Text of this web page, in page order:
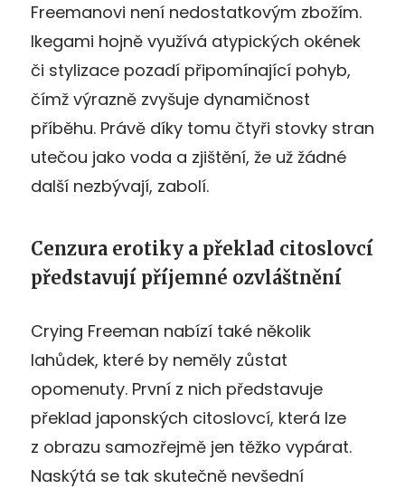
Freemanovi není nedostatkovým zbožím.
Ikegami hojně využívá atypických okének
či stylizace pozadí připomínající pohyb,
čímž výrazně zvyšuje dynamičnost
příběhu. Právě díky tomu čtyři stovky stran
utečou jako voda a zjištění, že už žádné
další nezbývají, zabolí.
Cenzura erotiky a překlad citoslovcí
představují příjemné ozvláštnění
Crying Freeman nabízí také několik
lahůdek, které by neměly zůstat
opomenuty. První z nich představuje
překlad japonských citoslovcí, která lze
z obrazu samozřejmě jen těžko vypárat.
Naskýtá se tak skutečně nevšední